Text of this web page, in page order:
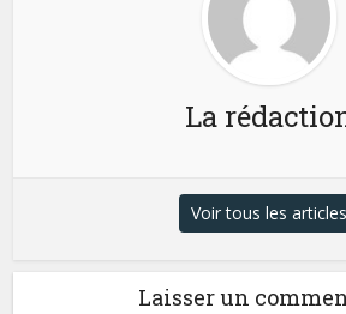
La
Voir tous les articles
Laisser un